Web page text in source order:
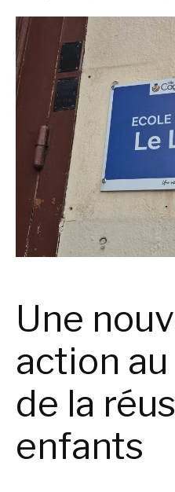
Une
action
de la
enfants